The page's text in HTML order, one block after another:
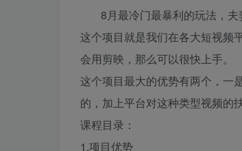
8月最冷门最暴利的玩法，
这个项目就是我们在各大短视频
会用剪映，那么可以很快上手。
这个项目最大的优势有两个，一
的，加上平台对这种类型视频的
课程目录：
1.项目优势